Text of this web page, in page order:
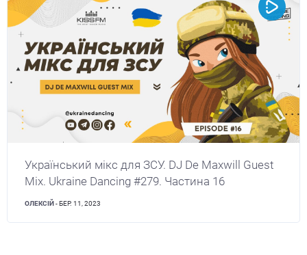
Український мікс для ЗСУ. DJ De Maxwill Guest
Mix. Ukraine Dancing #279. Частина 16
ОЛЕКСІЙ - БЕР. 11, 2023